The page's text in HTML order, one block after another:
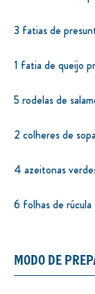
3 fatias de
1 fatia de queijo
5 rodelas de
2 colheres de
4 azeitonas
6 folhas de rúcula
MODO DE